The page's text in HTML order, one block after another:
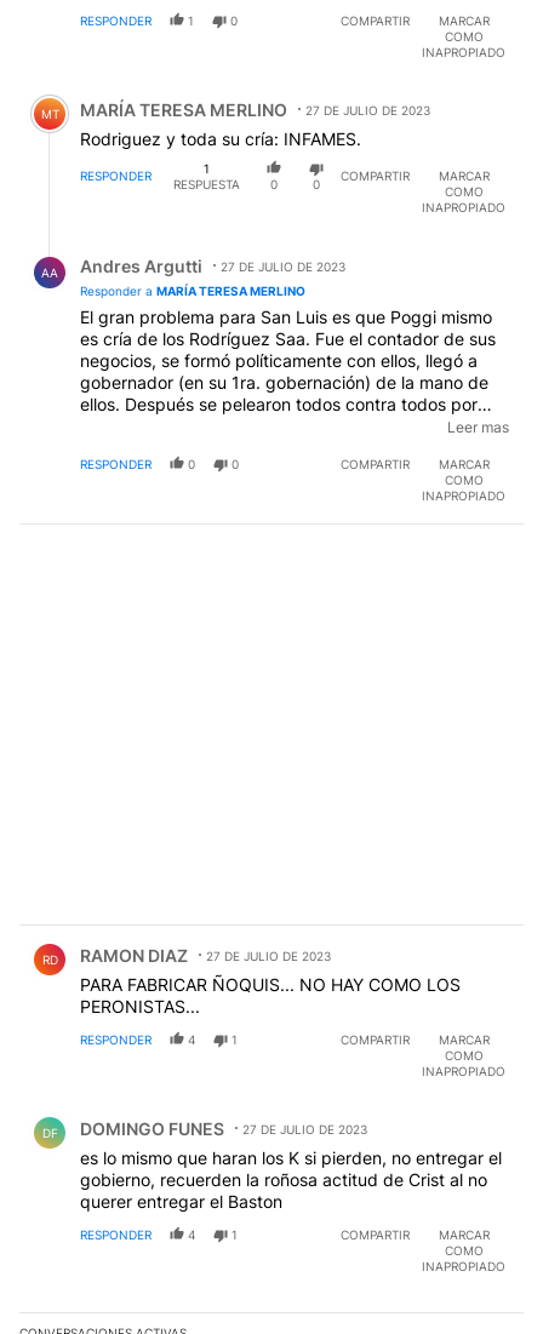
RESPONDER 1 0 COMPARTIR
MARCAR
COMO
INAPROPIADO
Comentario de MARÍA TERESA MERLINO.
MT MARÍA TERESA MERLINO 27 DE JULIO DE 2023
Rodriguez y toda su cría: INFAMES.
RESPONDER
1
RESPUESTA
0 0
COMPARTIR
MARCAR
COMO
INAPROPIADO
AA Andres Argutti
27 DE JULIO DE 2023
Responder a MARÍA TERESA MERLINO
El gran problema para San Luis es que Poggi mismo
es cría de los Rodríguez Saa. Fue el contador de sus
negocios, se formó políticamente con ellos, llegó a
gobernador (en su 1ra. gobernación) de la mano de
ellos. Después se pelearon todos contra todos por
poder y narcisismo. Poggi es 100% riñón de los
ahora llegó de nuevo a gobernador con el apoyo del
Adolfo, que siguió peleado con el Alberto... En fin. No
Leer mas
RESPONDER 0 0 COMPARTIR
MARCAR
COMO
INAPROPIADO
RD RAMON DIAZ 27 DE JULIO DE 2023
PARA FABRICAR ÑOQUIS... NO HAY COMO LOS
PERONISTAS...
RESPONDER 4 1 COMPARTIR
MARCAR
COMO
INAPROPIADO
DF DOMINGO FUNES 27 DE JULIO DE 2023
es lo mismo que haran los K si pierden, no entregar el
gobierno, recuerden la roñosa actitud de Crist al no
querer entregar el Baston
RESPONDER 4 1 COMPARTIR
MARCAR
COMO
INAPROPIADO